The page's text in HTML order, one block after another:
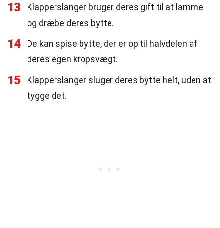
13
Klapperslanger bruger deres gift til at lamme
og dræbe deres bytte.
14
De kan spise bytte, der er op til halvdelen af
deres egen kropsvægt.
15
Klapperslanger sluger deres bytte helt, uden at
tygge det.